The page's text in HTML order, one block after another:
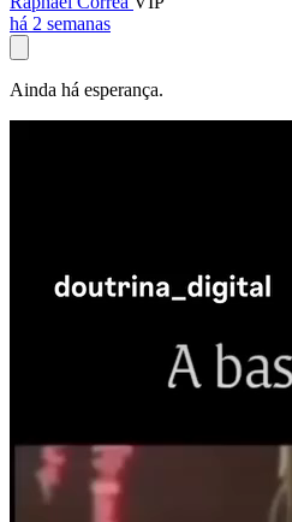
há 2 semanas
Ainda há esperança.